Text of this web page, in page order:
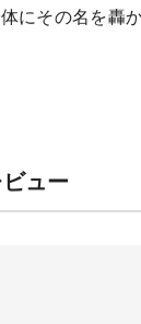
にその名を轟
ュー